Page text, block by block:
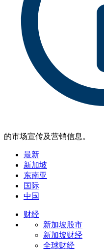
的市场宣传及营销信息。
最新
新加坡
东南亚
国际
中国
财经
新加坡股市
新加坡财经
全球财经